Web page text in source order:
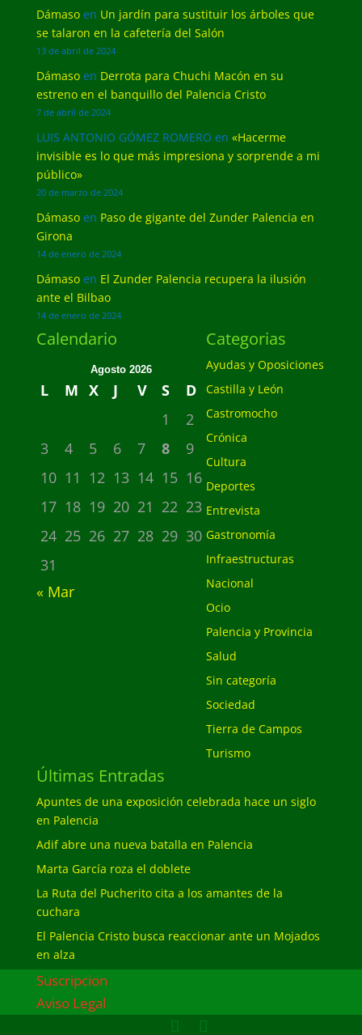
Dámasoen Un jardín para sustituir los árboles que
se talaron en la cafetería del Salón
13 de abril de 2024
Dámasoen Derrota para Chuchi Macón en su
estreno en el banquillo del Palencia Cristo
7 de abril de 2024
LUIS ANTONIO GÓMEZ ROMERO en «Hacerme
invisible es lo que más impresiona y sorprende a mi
público»
20 de marzo de 2024
Dámasoen Paso de gigante del Zunder Palencia en
Girona
14 de enero de 2024
Dámasoen El Zunder Palencia recupera la ilusión
ante el Bilbao
14 de enero de 2024
Calendario
Agosto 2026
L M X J V S
D
1
2
3
4 5 6 7 8
9
10 11 12 13 14 15 16
17 18 19 20 21 22 23
24 25 26 27 28 29 30
31
« Mar
Categorias
Ayudas y Oposiciones
Castilla y León
Castromocho
Crónica
Cultura
Deportes
Entrevista
Gastronomía
Infraestructuras
Nacional
Ocio
Palencia y Provincia
Salud
Sin categoría
Sociedad
Tierra de Campos
Turismo
Últimas Entradas
Apuntes de una exposición celebrada hace un siglo
en Palencia
Adif abre una nueva batalla en Palencia
Marta García roza el doblete
La Ruta del Pucherito cita a los amantes de la
cuchara
El Palencia Cristo busca reaccionar ante un Mojados
en alza
Suscripcion
Aviso Legal